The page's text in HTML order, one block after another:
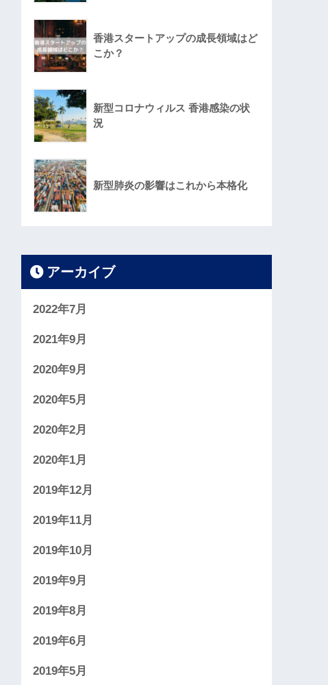
香港スタートアップの成長領域はど
こか？
新型コロナウィルス 香港感染の状
況
新型肺炎の影響はこれから本格化
アーカイブ
2022年7月
2021年9月
2020年9月
2020年5月
2020年2月
2020年1月
2019年12月
2019年11月
2019年10月
2019年9月
2019年8月
2019年6月
2019年5月